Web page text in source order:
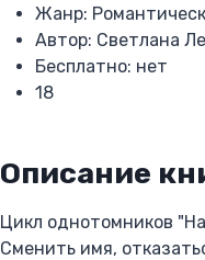
Жанр:
Автор: Светлана
Бесплатно: нет
18
Описание
Цикл однотомников
Сменить имя,